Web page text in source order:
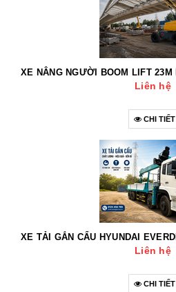
XE NÂNG NGƯỜI BOOM LIFT 23M
Liên hệ
CHI TIẾT
XE TẢI GẮN CẨU HYUNDAI
Liên hệ
CHI TIẾT